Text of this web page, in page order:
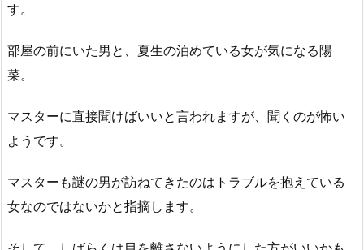
す。
部屋の前にいた男と、夏生の泊めている女が気になる陽
菜。
マスターに直接聞けばいいと言われますが、聞くのが怖い
ようです。
マスターも謎の男が訪ねてきたのはトラブルを抱えている
女なのではないかと指摘します。